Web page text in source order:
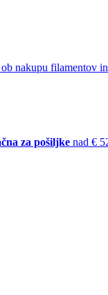
nakupu filamentov
za pošiljke nad €